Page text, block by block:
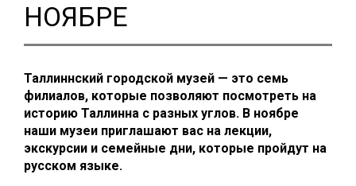
НОЯБРЕ
Таллиннский городской музей — это семь
филиалов, которые позволяют посмотреть на
историю Таллинна с разных углов. В ноябре
наши музеи приглашают вас на лекции,
экскурсии и семейные дни, которые пройдут на
русском языке.